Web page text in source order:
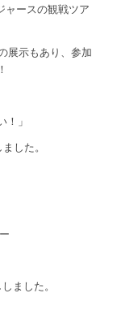
ャースの観戦ツア
展示もあり、参加
」
した。
ました。